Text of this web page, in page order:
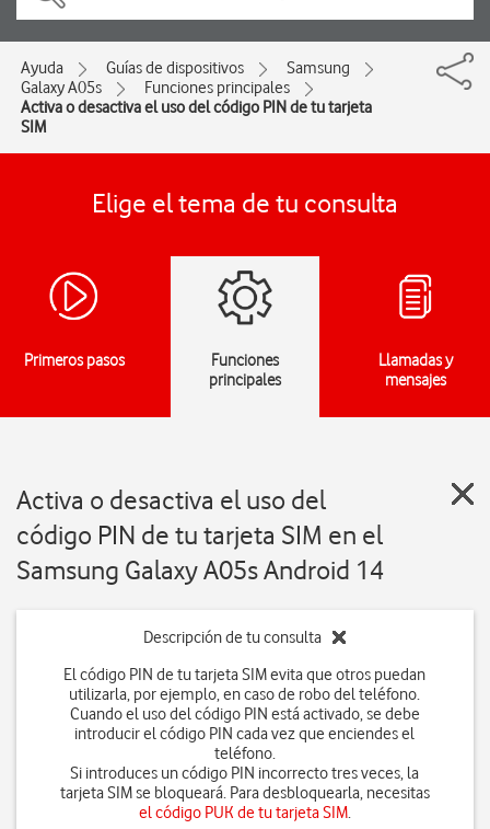
Ayuda Guías de dispositivos
Samsung
Galaxy A05s
Funciones principales
Activa o desactiva el uso del código PIN de tu tarjeta
SIM
Elige el tema de tu consulta
Primeros pasos
Funciones
principales
Llamadas y
mensajes
Activa o desactiva el uso del
código PIN de tu tarjeta SIM en el
Samsung Galaxy A05s Android 14
Descripción de tu consulta
El código PIN de tu tarjeta SIM evita que otros puedan
utilizarla, por ejemplo, en caso de robo del teléfono.
Cuando el uso del código PIN está activado, se debe
introducir el código PIN cada vez que enciendes el
teléfono.
Si introduces un código PIN incorrecto tres veces, la
tarjeta SIM se bloqueará. Para desbloquearla, necesitas
el código PUK de tu tarjeta SIM.